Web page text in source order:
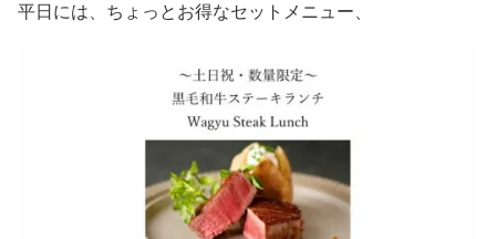
平日には、ちょっとお得なセットメニュー、